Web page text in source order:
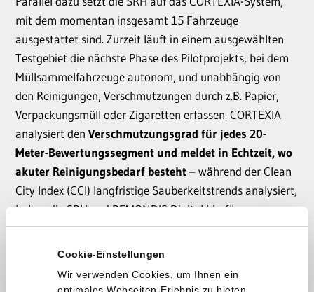
Cookie-Einstellungen
Wir verwenden Cookies, um Ihnen ein
mit dem momentan insgesamt 15 Fahrzeuge
ausgestattet sind. Zurzeit läuft in einem ausgewählten
Testgebiet die nächste Phase des Pilotprojekts, bei dem
Müllsammelfahrzeuge autonom, und unabhängig von
den Reinigungen, Verschmutzungen durch z.B. Papier,
Verpackungsmüll oder Zigaretten erfassen. CORTEXIA
analysiert den Verschmutzungsgrad für jedes 20-
Meter-Bewertungssegment und meldet in Echtzeit, wo
akuter Reinigungsbedarf besteht– während der Clean
City Index (CCI) langfristige Sauberkeitstrends analysiert,
haben die SRH und REMONDIS Digital hierfür
gemeinsam den Operational Clean Index (OCI)